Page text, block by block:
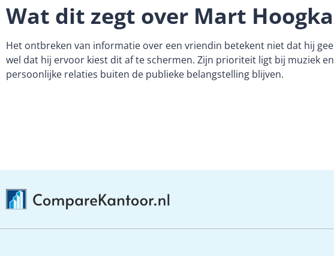
Wat dit zegt over Mart
Het ontbreken van informatie over een vriendin betekent niet dat hij
wel dat hij ervoor kiest dit af te schermen. Zijn prioriteit ligt bij muziek
persoonlijke relaties buiten de publieke belangstelling blijven.